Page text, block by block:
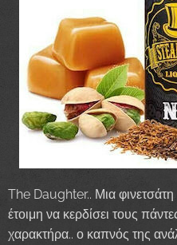
The Daughter.. Μια φινετσάτη
έτοιμη να κερδίσει τους
χαρακτήρα.. ο καπνός της